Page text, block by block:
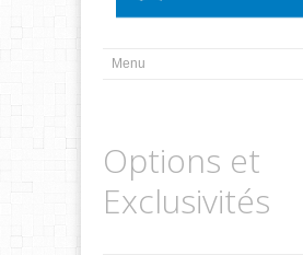
Options et
Exclusivités